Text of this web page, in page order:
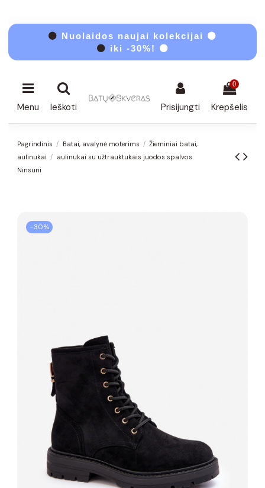
⚫ Nuolaidos naujai kolekcijai ⚫
⚫ iki -30%! ⚫
Menu Ieškoti Prisijungti
0
Krepšelis
Pagrindinis Batai, avalynė moterims
Žieminiai batai,
aulinukai
aulinukai su užtrauktukais juodos spalvos
Ninsuni
−30%